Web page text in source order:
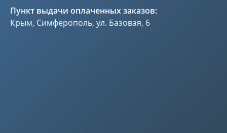
Пункт выдачи оплаченных заказов:
Крым, Симферополь, ул. Базовая, 6